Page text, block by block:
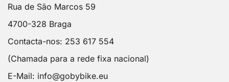
Rua de São Marcos 59
4700-328 Braga
Contacta-nos: 253 617 554
(Chamada para a rede fixa nacional)
E-Mail: info@gobybike.eu